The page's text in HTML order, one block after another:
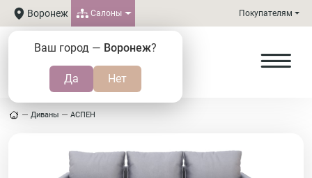
Воронеж
Ваш город — Воронеж?
Салоны Покупателям
Диваны АСПЕН